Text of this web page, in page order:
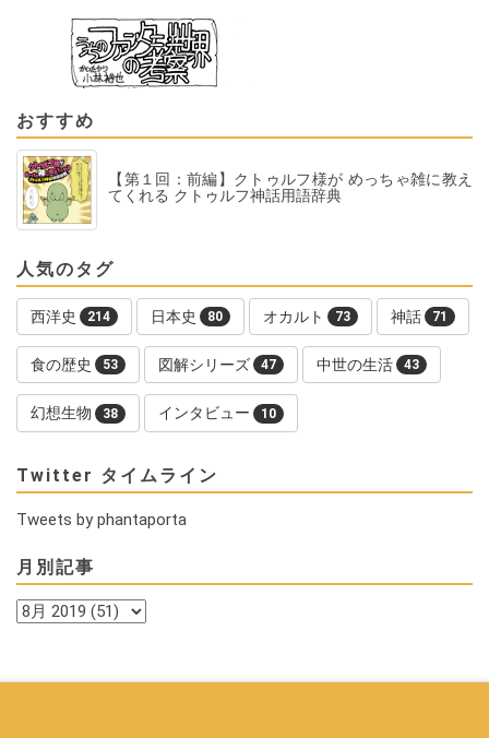
おすすめ
【第１回：前編】クトゥルフ様が めっちゃ雑に教え
てくれる クトゥルフ神話用語辞典
人気のタグ
西洋史 214 日本史 80 オカルト 73 神話 71
食の歴史 53 図解シリーズ 47 中世の生活 43
幻想生物 38 インタビュー 10
Twitter タイムライン
Tweets by phantaporta
月別記事